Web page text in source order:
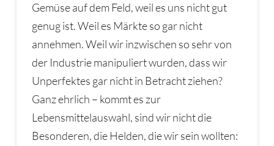
Gemüse auf dem Feld, weil es uns nicht gut
genug ist. Weil es Märkte so gar nicht
annehmen. Weil wir inzwischen so sehr von
der Industrie manipuliert wurden, dass wir
Unperfektes gar nicht in Betracht ziehen?
Ganz ehrlich – kommt es zur
Lebensmittelauswahl, sind wir nicht die
Besonderen, die Helden, die wir sein wollten: